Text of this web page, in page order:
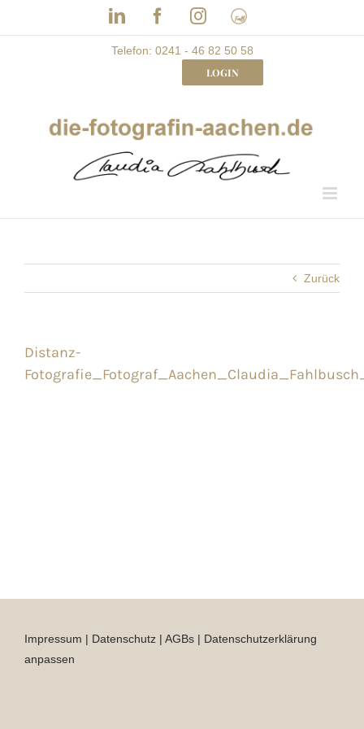
LinkedInFacebookInstagram
Frau
mit
Bizz
Telefon: 0241 - 46 82 50 58
LOGIN
Zurück
Distanz-
Impressum | Datenschutz | AGBs | Datenschutzerklärung
anpassen